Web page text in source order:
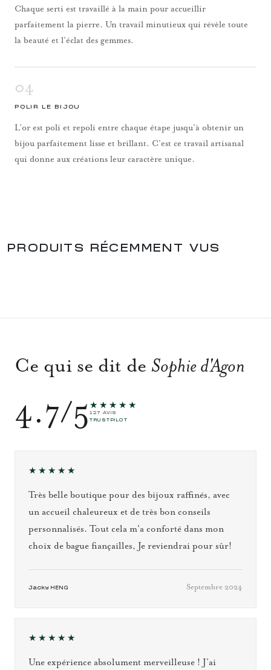
Chaque serti est travaillé à la main pour accueillir
parfaitement la pierre. Un travail minutieux qui révèle toute
la beauté et l’éclat des gemmes.
04
POLIR LE BIJOU
L’or est poli et repoli entre chaque étape jusqu’à obtenir un
bijou parfaitement lisse et brillant. C’est ce travail artisanal
qui donne aux créations leur caractère unique.
PRODUITS RÉCEMMENT VUS
Ce qui se dit de Sophie d'Agon
4.7/5 ★★★★★
127 AVIS
TRUSTPILOT
★★★★★
Très belle boutique pour des bijoux raffinés, avec
un accueil chaleureux et de très bon conseils
personnalisés. Tout cela m'a conforté dans mon
choix de bague fiançailles, Je reviendrai pour sûr!
Jacky HENG Septembre 2024
★★★★★
Une expérience absolument merveilleuse ! J’ai